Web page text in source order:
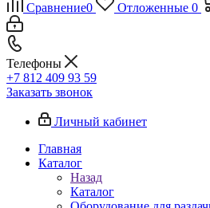
Сравнение0 Отложенные 0
Телефоны
+7 812 409 93 59
Заказать звонок
Личный кабинет
Главная
Каталог
Назад
Каталог